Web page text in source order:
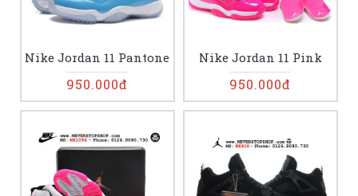
Nike Jordan 11 Pantone
950.000đ
Nike Jordan 11 Pink
950.000đ